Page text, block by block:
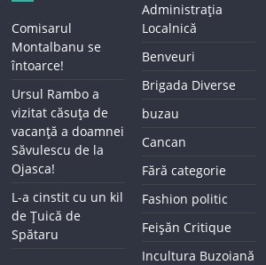
Comisarul
Montalbanu se
întoarce!
Ursul Rambo a
vizitat căsuța de
vacanță a doamnei
Săvulescu de la
Ojasca!
L-a cinstit cu un kil
de Țuică de
Spătaru
Administrația
Localnică
Benveuri
Brigada Diverse
buzau
Cancan
Fără categorie
Fashion politic
Feișăn Critique
Incultura Buzoiană